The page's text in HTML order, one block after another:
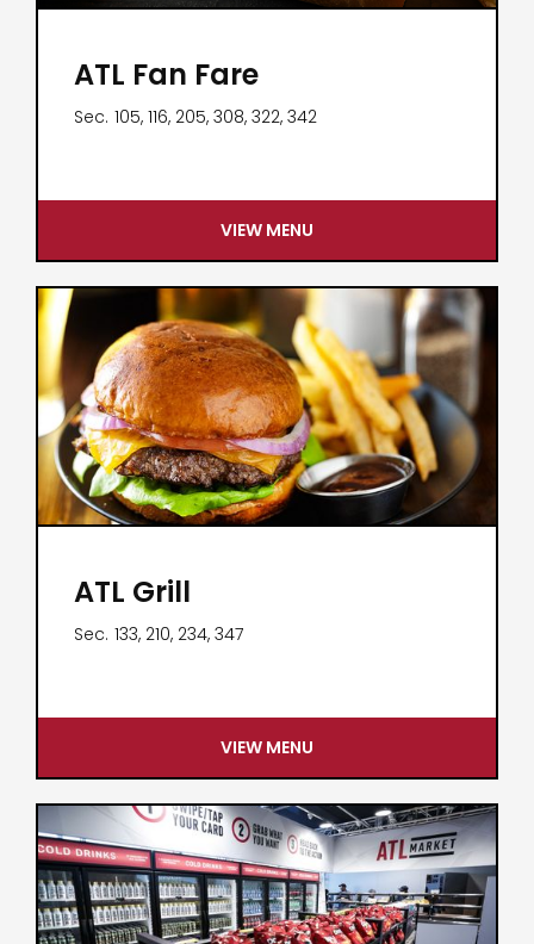
ATL Fan Fare
Sec. 105, 116, 205, 308, 322, 342
VIEW MENU
ATL Grill
Sec. 133, 210, 234, 347
VIEW MENU